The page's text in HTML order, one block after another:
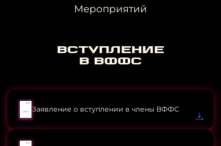
Мероприятий
Вступление
в ВФФС
Заявление о вступлении в члены ВФФС